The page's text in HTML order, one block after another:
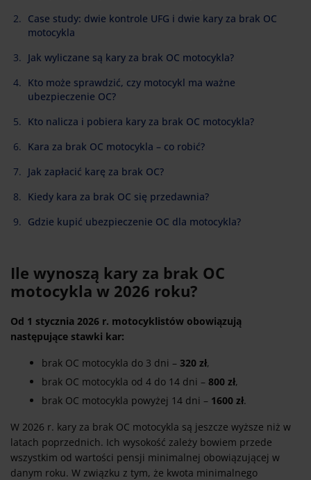
Case study: dwie kontrole UFG i dwie kary za brak OC
motocykla
Jak wyliczane są kary za brak OC motocykla?
Kto może sprawdzić, czy motocykl ma ważne
ubezpieczenie OC?
Kto nalicza i pobiera kary za brak OC motocykla?
Kara za brak OC motocykla – co robić?
Jak zapłacić karę za brak OC?
Kiedy kara za brak OC się przedawnia?
Gdzie kupić ubezpieczenie OC dla motocykla?
Ile wynoszą kary za brak OC
motocykla w 2026 roku?
Od 1 stycznia 2026 r. motocyklistów obowiązują
następujące stawki kar:
brak OC motocykla do 3 dni – 320 zł,
brak OC motocykla od 4 do 14 dni – 800 zł,
brak OC motocykla powyżej 14 dni – 1600 zł.
W 2026 r. kary za brak OC motocykla są jeszcze wyższe niż w
latach poprzednich. Ich wysokość zależy bowiem przede
wszystkim od wartości pensji minimalnej obowiązującej w
danym roku. W związku z tym, że kwota minimalnego